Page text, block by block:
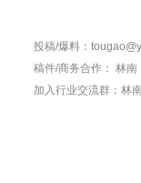
投稿/爆料：
稿件/商务合作： 林南
加入行业交流群： 林